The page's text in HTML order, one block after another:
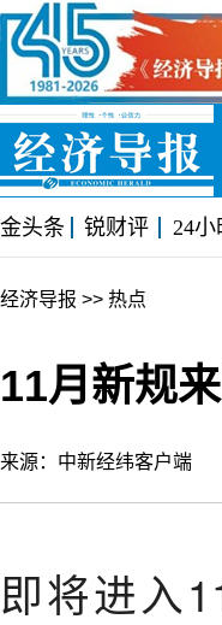
金头条 锐财评 24小
经济导报 >> 热点
11月新规
来源：中新经纬客户
即将进入